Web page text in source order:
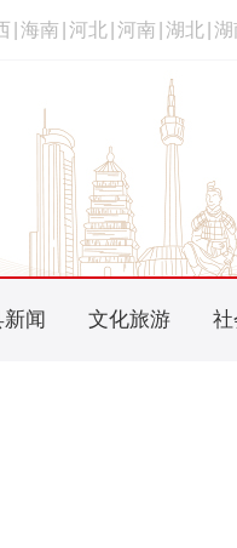
海南 河北 河南 湖北 湖
闻 文化旅游 社